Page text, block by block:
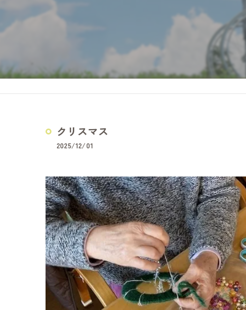
訪問介護事業
居宅介護事業
デイサービス
どうぞの家
クリスマス
2025/12/01